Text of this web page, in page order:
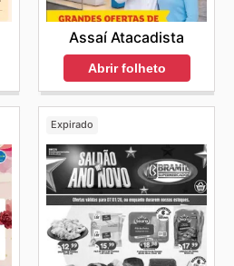
Assaí Atacadista
Abrir folheto
Expirado